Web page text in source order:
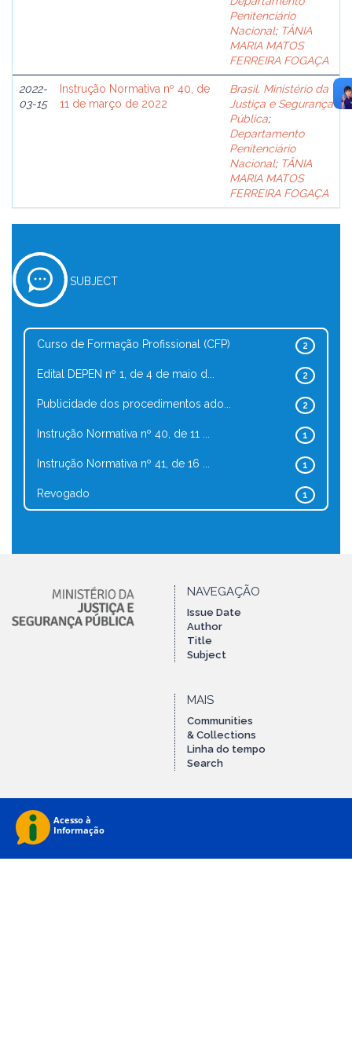
Penitenciário
Nacional; TÂNIA
MARIA MATOS
FERREIRA FOGAÇA
2022-
03-15
Instrução Normativa nº 40, de
11 de março de 2022
Brasil. Ministério da
Justiça e Segurança
Pública;
Departamento
Penitenciário
Nacional; TÂNIA
MARIA MATOS
FERREIRA FOGAÇA
SUBJECT
2
Curso de Formação Profissional (CFP)
2
Edital DEPEN nº 1, de 4 de maio d...
2
Publicidade dos procedimentos ado...
1
Instrução Normativa nº 40, de 11 ...
1
Instrução Normativa nº 41, de 16 ...
1
Revogado
NAVEGAÇÃO
Issue Date
Author
Title
Subject
MAIS
Communities
& Collections
Linha do tempo
Search